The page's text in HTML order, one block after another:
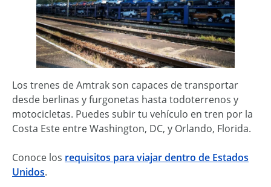
Los trenes de Amtrak son capaces de transportar
desde berlinas y furgonetas hasta todoterrenos y
motocicletas. Puedes subir tu vehículo en tren por la
Costa Este entre Washington, DC, y Orlando, Florida.
Conoce los requisitos para viajar dentro de Estados
Unidos.